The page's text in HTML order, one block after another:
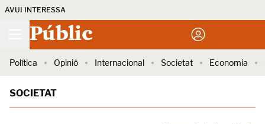
AVUI INTERESSA
Públic
Política Opinió Internacional Societat Economia
SOCIETAT